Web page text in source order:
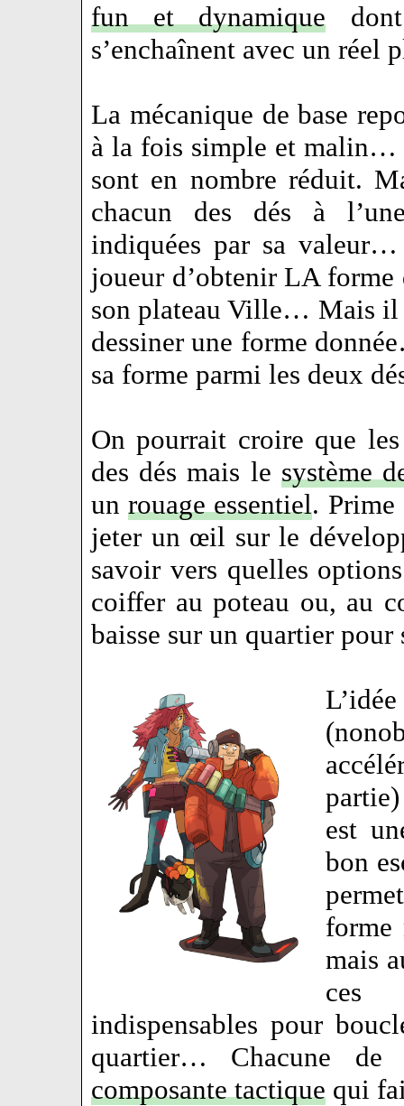
fun et dynamique
s’enchaînent avec un
La mécanique de base
à la fois simple et malin…
sont en nombre réduit.
chacun des dés à
indiquées par sa
joueur d’obtenir LA forme
son plateau Ville… Mais il
dessiner une forme
sa forme parmi les deux
On pourrait croire que
des dés mais le système
unrouage essentiel.
jeter un œil sur le
savoir vers quelles
coiffer au poteau ou, au
baisse sur un quartier
est
bon
forme
mais
ces
indispensables pour
quartier… Chacune de
composante tactique qui